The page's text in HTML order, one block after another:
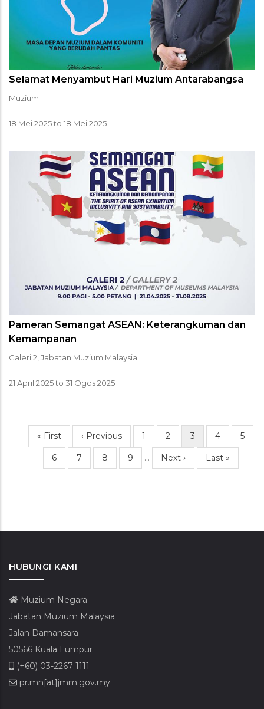
Selamat Menyambut Hari Muzium Antarabangsa
Muzium
18 Mei 2025to 18 Mei 2025
Pameran Semangat ASEAN: Keterangkuman dan
Kemampanan
Galeri 2, Jabatan Muzium Malaysia
21 April 2025to 31 Ogos 2025
Pagination
First
page
« First
Previous
page
‹ Previous Page
1 Page
2
Current
page
3 Page
4 Page
5
Page
6 Page
7 Page
8 Page
9 …
Next
page
Next ›
Last
page
Last »
HUBUNGI KAMI
Muzium Negara
Jabatan Muzium Malaysia
Jalan Damansara
50566 Kuala Lumpur
(+60) 03-2267 1111
pr.mn[at]jmm.gov.my